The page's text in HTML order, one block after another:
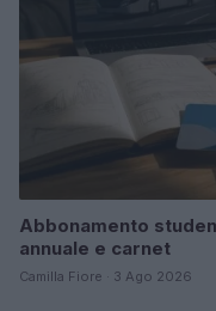
Abbonamento
annuale e carnet
Camilla Fiore · 3 Ago 2026